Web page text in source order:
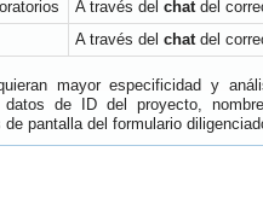
A través del chatdel
A través del chatdel
mayor especificidad y
de ID del proyecto,
pantalla del formulario